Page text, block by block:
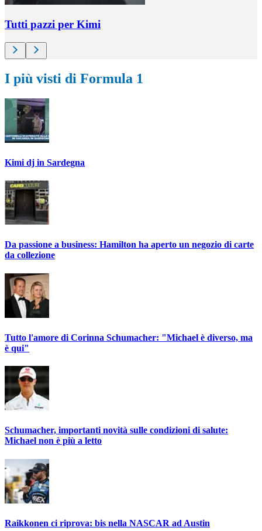
Tutti pazzi per Kimi
I più visti di Formula 1
Kimi dj in Sardegna
Da passione a business: Hamilton ha aperto un negozio di carte
da collezione
Tutto l'amore di Corinna Schumacher: "Michael è diverso, ma
è qui"
Schumacher, importanti novità sulle condizioni di salute:
Michael non è più a letto
Raikkonen ci riprova: bis nella NASCAR ad Austin